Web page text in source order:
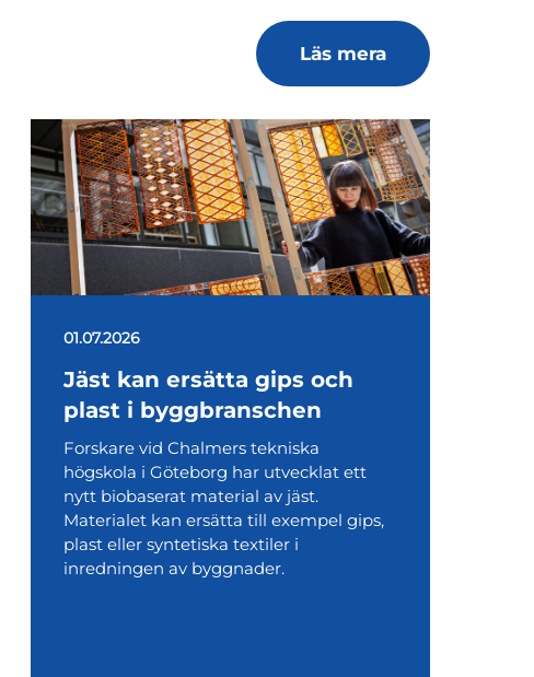
Läs mera
01.07.2026
Jäst kan ersätta gips och
plast i byggbranschen
Forskare vid Chalmers tekniska
högskola i Göteborg har utvecklat ett
nytt biobaserat material av jäst.
Materialet kan ersätta till exempel gips,
plast eller syntetiska textiler i
inredningen av byggnader.